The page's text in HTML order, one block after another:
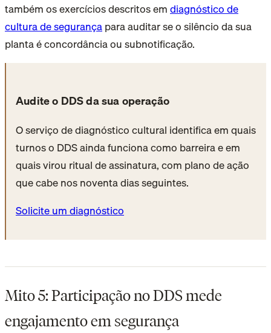
também os exercícios descritos emdiagnóstico de
cultura de segurançapara auditar se o silêncio da sua
planta é concordância ou subnotificação.
Audite o DDS da sua operação
O serviço de diagnóstico cultural identifica em quais
turnos o DDS ainda funciona como barreira e em
quais virou ritual de assinatura, com plano de ação
que cabe nos noventa dias seguintes.
Solicite um diagnóstico
Mito 5: Participação no DDS mede
engajamento em segurança